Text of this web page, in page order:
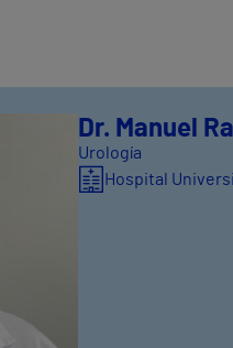
Dr. Manuel
Urología
Hospital